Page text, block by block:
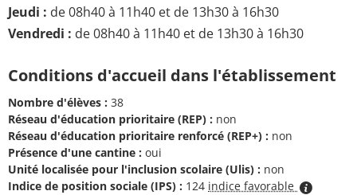
Jeudi : de 08h40 à 11h40 et de 13h30 à 16h30
Vendredi : de 08h40 à 11h40 et de 13h30 à 16h30
Conditions d'accueil dans l'établissement
Nombre d'élèves : 38
Réseau d'éducation prioritaire (REP) : non
Réseau d'éducation prioritaire renforcé (REP+) : non
Présence d'une cantine : oui
Unité localisée pour l'inclusion scolaire (Ulis) : non
Indice de position sociale (IPS) : 124 indice favorable